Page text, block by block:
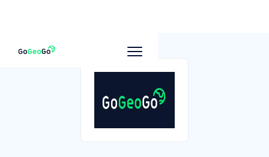
Zu anderen Unternehmen